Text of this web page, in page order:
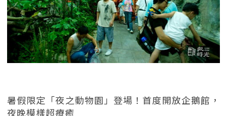
暑假限定「夜之動物園」登場！首度開放企鵝館，
夜晚模樣超療癒